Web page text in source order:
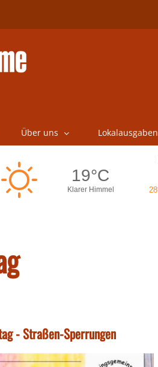
Über uns Lokalausgaben
- Straßen-Sperrungen